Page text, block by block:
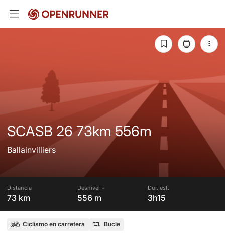
SCASB 26 73km 556m
Ballainvilliers
Distancia
73 km
Desnivel +
556 m
Dur. est.
3h15
Ciclismo en carretera Bucle